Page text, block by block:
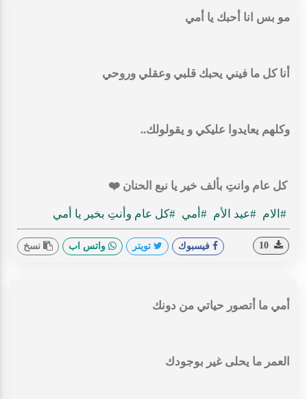
مو بس انا أحبك يا أمي
أنا كل ما فيني يحبك قلبي وعقلي وروحي
وكلهم يعايدوا عليكي و يقولولك..
كل عام وانتِ بألف خير يا نبع الحنان ⁦❤️⁩
#الام #عيد الأم #أمي #كل عام وأنتِ بخير يا أمي
فيسبوك تويتر واتس اب نسخ
أمي ما أتصور حياتي من دونك
العمر ما يحلى غير بوجودك